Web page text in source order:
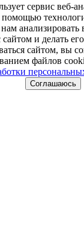
сервис веб-
помощью
анализировать
сайтом и делать
сайтом, вы
файлов
Соглашаюсь